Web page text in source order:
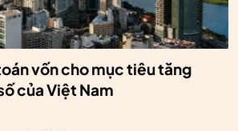
vốn cho mục tiêu tăng
của Việt Nam